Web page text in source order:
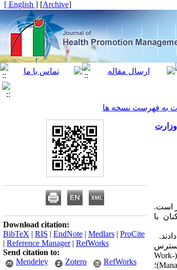
[
Archive
]
[ English ]
به فهرست نسخه ها
است.
با
و جوانان (890 تن) تشکیل دادند.
دسترس
(کارکنان) انتخاب شدند. در این مطالعه از پرسشنامه جمعیت شناختی، "پرسشنامه سبک های شوخ طبعی مرتبط با کار" (Work-
Related Humor Questionnaire)؛ "پرسشنامه حمایت مدیران از شوخ طبعی" (Managers' Support of Humor Questionnaire)؛
Download citation:
BibTeX | RIS | EndNote | Medlars | ProCite
| Reference Manager| RefWorks
Send citation to:
Mendeley
Zotero RefWorks